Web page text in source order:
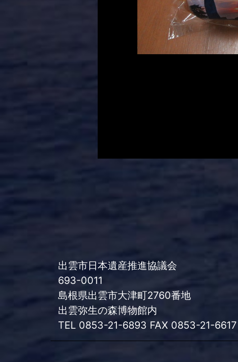
出雲市日本遺産推進協議会
693-0011
島根県出雲市大津町2760番地
出雲弥生の森博物館内
TEL 0853-21-6893 FAX 0853-21-6617